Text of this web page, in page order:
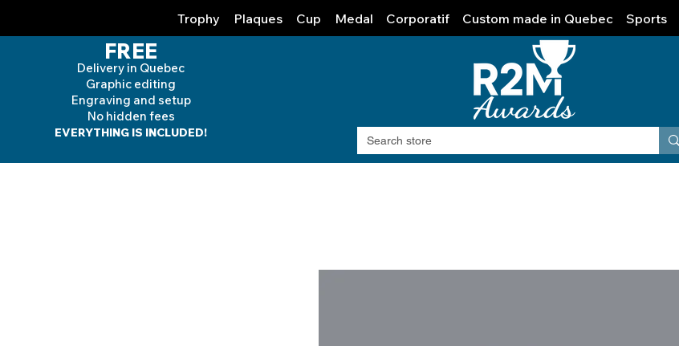
Trophy Plaques Cup Medal Corporatif Custom made in Quebec Sports
FREE
Delivery in Quebec
Graphic editing
Engraving and setup
No hidden fees
EVERYTHING IS INCLUDED!